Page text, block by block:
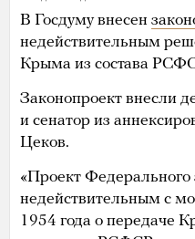
В Госдуму внесен
недействительным
Крыма из состава
Законопроект внесли
и сенатор из
Цеков.
«Проект
недействительным с
1954 года о передаче